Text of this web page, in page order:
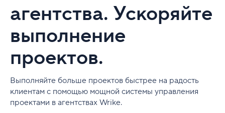
агентства. Ускоряйте
выполнение
проектов.
Выполняйте больше проектов быстрее на радость
клиентам с помощью мощной системы управления
проектами в агентствах Wrike.